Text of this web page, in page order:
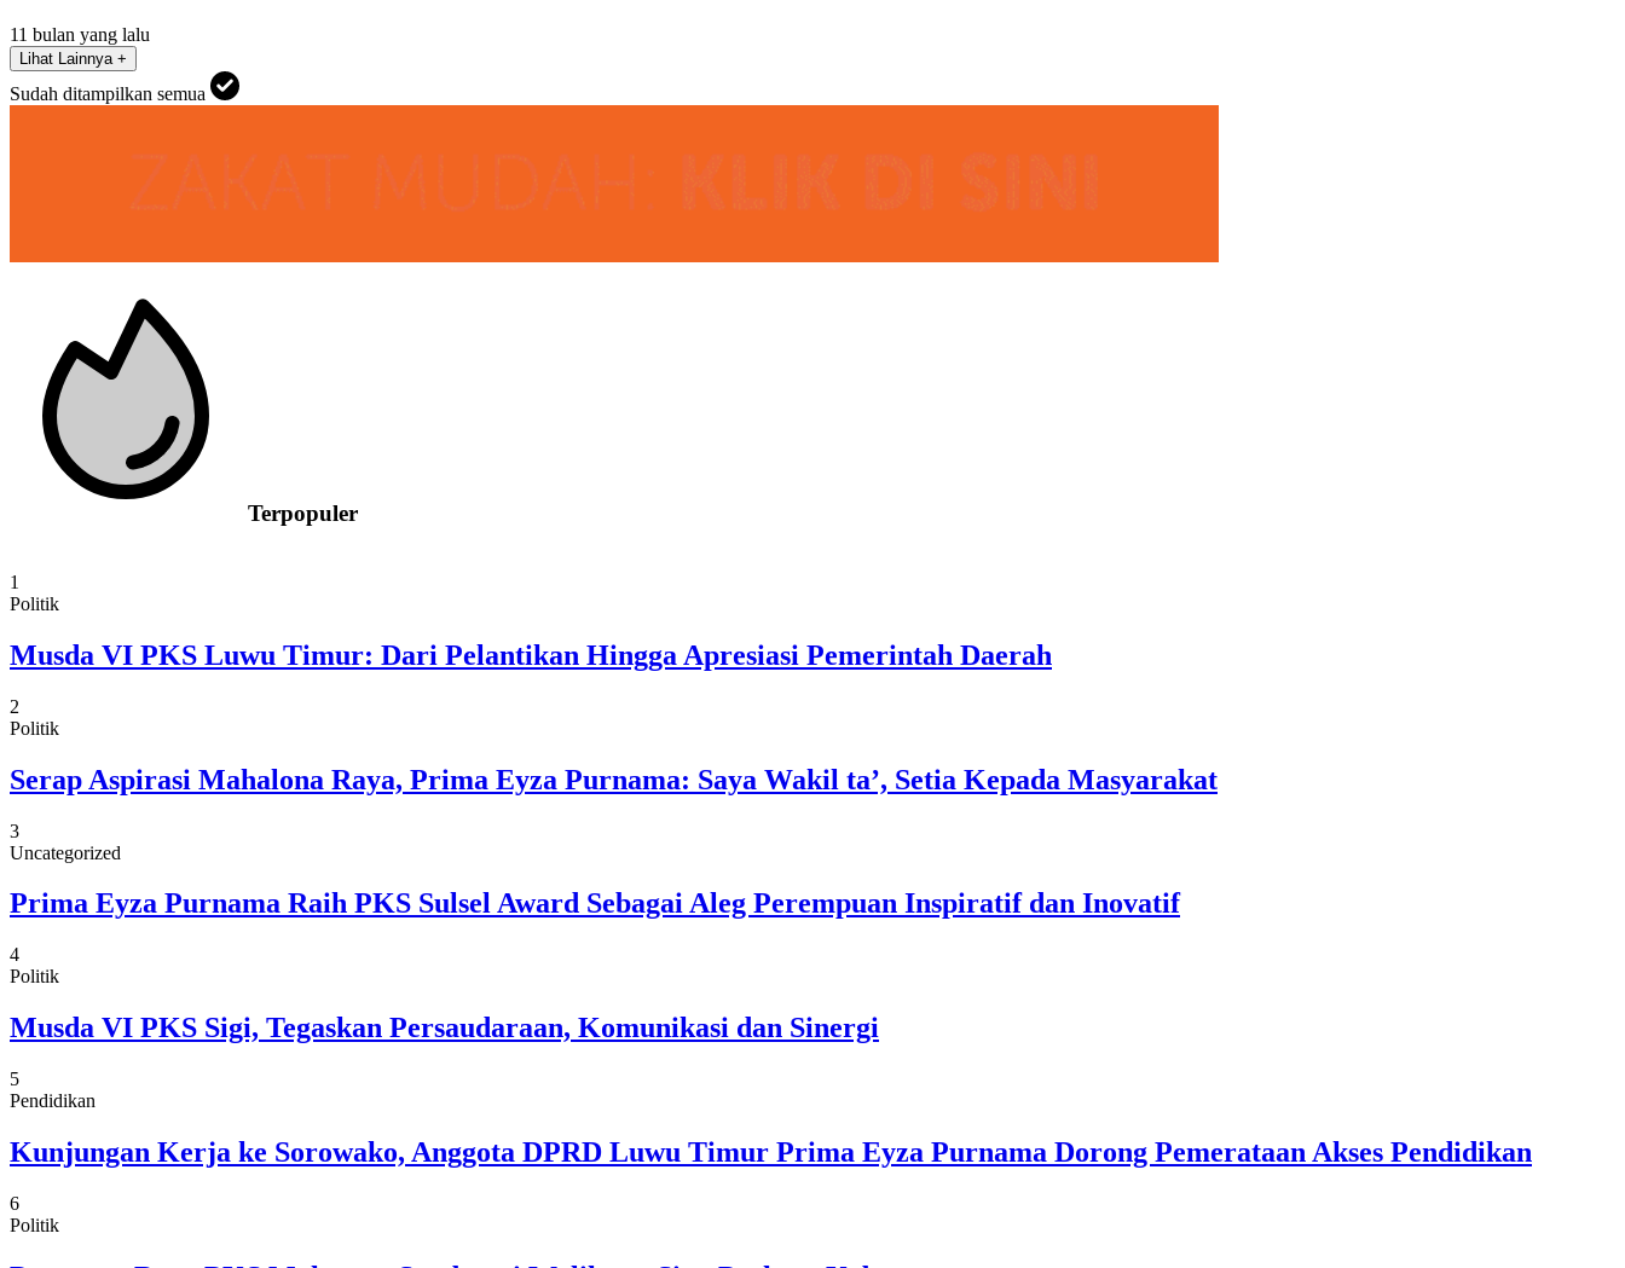
11 bulan yang lalu
Lihat Lainnya +
Sudah ditampilkan semua
Terpopuler
1
Politik
Musda VI PKS Luwu Timur: Dari Pelantikan Hingga Apresiasi Pemerintah Daerah
2
Politik
Serap Aspirasi Mahalona Raya, Prima Eyza Purnama: Saya Wakil ta’, Setia Kepada Masyarakat
3
Uncategorized
Prima Eyza Purnama Raih PKS Sulsel Award Sebagai Aleg Perempuan Inspiratif dan Inovatif
4
Politik
Musda VI PKS Sigi, Tegaskan Persaudaraan, Komunikasi dan Sinergi
5
Pendidikan
Kunjungan Kerja ke Sorowako, Anggota DPRD Luwu Timur Prima Eyza Purnama Dorong Pemerataan Akses Pendidikan
6
Politik